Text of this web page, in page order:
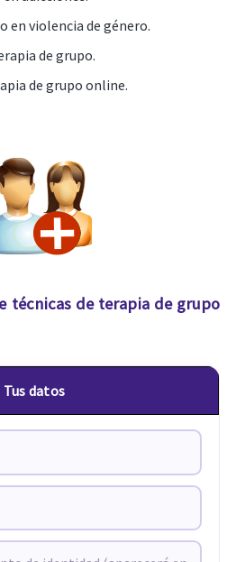
en violencia de género.
de grupo.
de grupo online.
técnicas de terapia de grupo
Tus datos